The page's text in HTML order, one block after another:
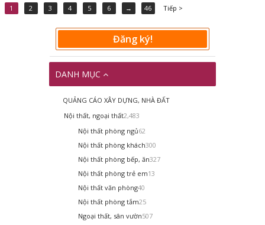
1 2 3 4 5 6 → 46 Tiếp >
Đăng ký!
DANH MỤC
QUẢNG CÁO XÂY DỰNG, NHÀ ĐẤT
Nội thất, ngoại thất2,483
Nội thất phòng ngủ62
Nội thất phòng khách300
Nội thất phòng bếp, ăn327
Nội thất phòng trẻ em13
Nội thất văn phòng40
Nội thất phòng tắm25
Ngoại thất, sân vườn507